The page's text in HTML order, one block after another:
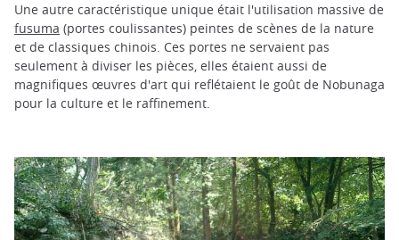
Une autre caractéristique unique était l'utilisation massive de
fusuma (portes coulissantes) peintes de scènes de la nature
et de classiques chinois. Ces portes ne servaient pas
seulement à diviser les pièces, elles étaient aussi de
magnifiques œuvres d'art qui reflétaient le goût de Nobunaga
pour la culture et le raffinement.